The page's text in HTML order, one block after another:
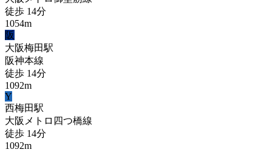
徒歩 14分
1054m
阪
大阪梅田駅
阪神本線
徒歩 14分
1092m
Y
西梅田駅
大阪メトロ四つ橋線
徒歩 14分
1092m